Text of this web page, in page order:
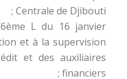
Centrale de Djibouti ;
L du 16 janvier
et à la supervision
et des auxiliaires
financiers ;